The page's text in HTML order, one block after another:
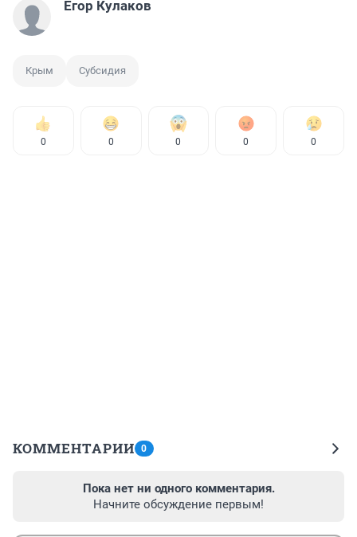
Егор Кулаков
Крым Субсидия
0 0 0 0 0
КОММЕНТАРИИ 0
Пока нет ни одного комментария.
Начните обсуждение первым!